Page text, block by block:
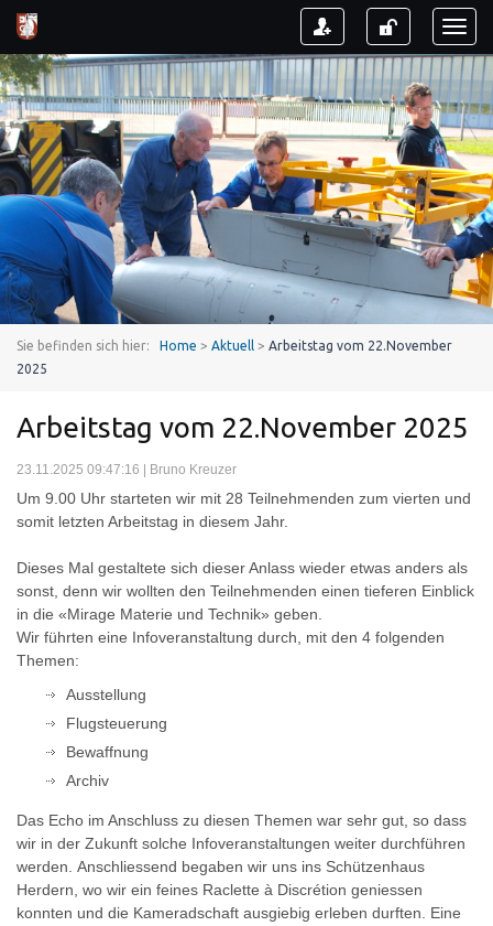
Sie befinden sich hier: Home > Aktuell > Arbeitstag vom 22.November
2025
Arbeitstag vom 22.November 2025
23.11.2025 09:47:16 | Bruno Kreuzer
Um 9.00 Uhr starteten wir mit 28 Teilnehmenden zum vierten und
somit letzten Arbeitstag in diesem Jahr.
Dieses Mal gestaltete sich dieser Anlass wieder etwas anders als
sonst, denn wir wollten den Teilnehmenden einen tieferen Einblick
in die «Mirage Materie und Technik» geben.
Wir führten eine Infoveranstaltung durch, mit den 4 folgenden
Themen:
Ausstellung
Flugsteuerung
Bewaffnung
Archiv
Das Echo im Anschluss zu diesen Themen war sehr gut, so dass
wir in der Zukunft solche Infoveranstaltungen weiter durchführen
werden. Anschliessend begaben wir uns ins Schützenhaus
Herdern, wo wir ein feines Raclette à Discrétion geniessen
konnten und die Kameradschaft ausgiebig erleben durften. Eine